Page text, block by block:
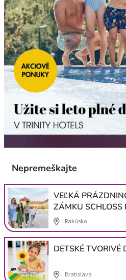
Nepremeškajte
VEĽKÁ
ZÁMKU SCHLOSS
Rakúsko
DETSKÉ TVORIVÉ
Bratislava